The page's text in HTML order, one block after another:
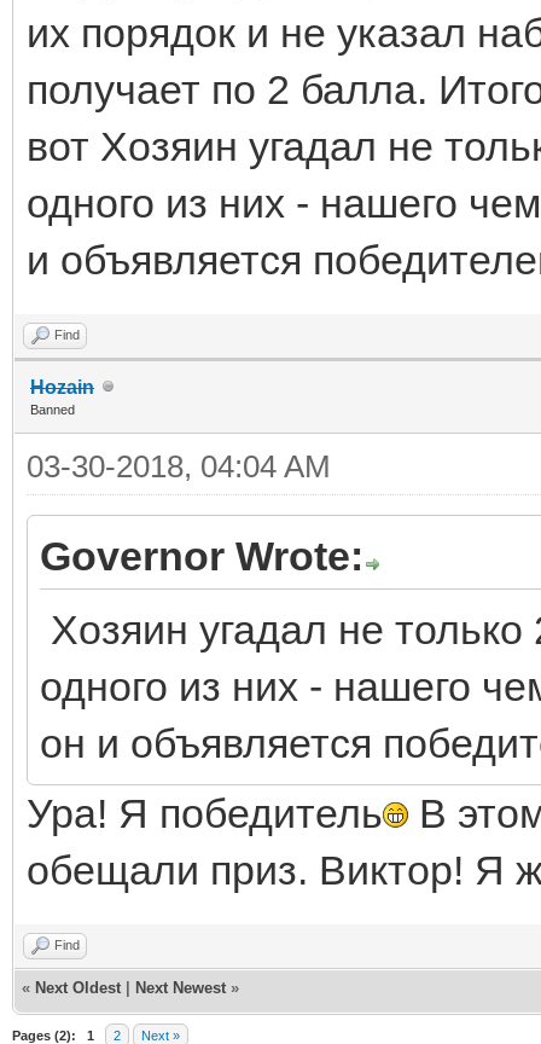
их порядок и не указал
получает по 2 балла.
вот Хозяин угадал не
одного из них - нашего
и объявляется
Find
Hozain
Banned
03-30-2018, 04:04 AM
Governor Wrote:
Хозяин угадал не
одного из них - нашего
он и объявляется
Ура! Я победитель
В
обещали приз. Виктор! Я
Find
« Next Oldest Next Newest »
Pages (2): 1 2 Next »